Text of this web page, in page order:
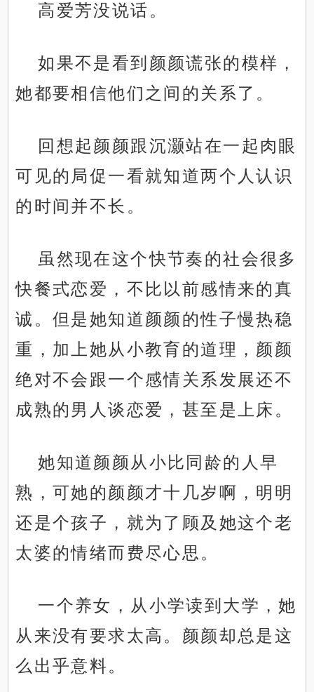
高爱芳没说话。
如果不是看到颜颜谎张的模样，
她都要相信他们之间的关系了。
回想起颜颜跟沉灏站在一起肉眼
可见的局促一看就知道两个人认识
的时间并不长。
虽然现在这个快节奏的社会很多
快餐式恋爱，不比以前感情来的真
诚。但是她知道颜颜的性子慢热稳
重，加上她从小教育的道理，颜颜
绝对不会跟一个感情关系发展还不
成熟的男人谈恋爱，甚至是上床。
她知道颜颜从小比同龄的人早
熟，可她的颜颜才十几岁啊，明明
还是个孩子，就为了顾及她这个老
太婆的情绪而费尽心思。
一个养女，从小学读到大学，她
从来没有要求太高。颜颜却总是这
么出乎意料。